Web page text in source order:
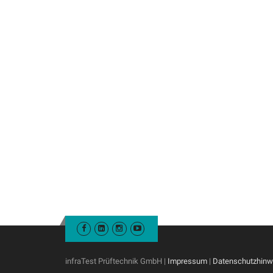
infraTest Prüftechnik GmbH | Impressum |